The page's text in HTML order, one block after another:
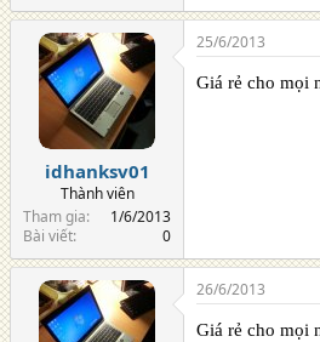
idhanksv01
Thành viên
Tham gia
1/6/2013
Bài viết
0
25/6/2013
Giá rẻ cho mọi
26/6/2013
Giá rẻ cho mọi